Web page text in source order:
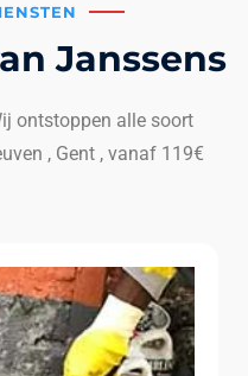
Janssens
ontstoppen alle soort
, Gent , vanaf 119€